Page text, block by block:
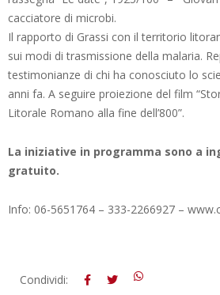
cacciatore di microbi.
Il rapporto di Grassi con il territorio
sui modi di trasmissione della malaria.
testimonianze di chi ha conosciuto lo
anni fa. A seguire proiezione del film
Litorale Romano alla fine dell’800”.
La iniziative in programma sono a
gratuito.
Info: 06-5651764 – 333-2266927 –
2025-
Condividi: